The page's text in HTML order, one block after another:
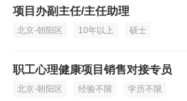
项目办副主任/主任助理
北京-朝阳区 10年以上 硕士
职工心理健康项目销售对接专员
北京-朝阳区 经验不限 学历不限